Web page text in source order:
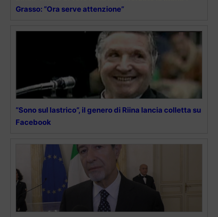
Grasso: “Ora serve attenzione”
“Sono sul lastrico”, il genero di Riina lancia colletta su
Facebook